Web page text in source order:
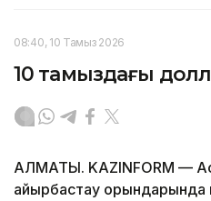
08:40, 10 Тамыз 2026
10 тамыздағы
АЛМАТЫ. KAZINFORM —
айырбастау орындарында